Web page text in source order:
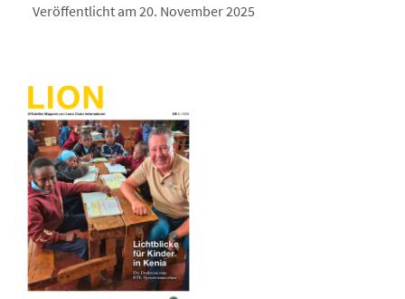
Veröffentlicht am 20. November 2025